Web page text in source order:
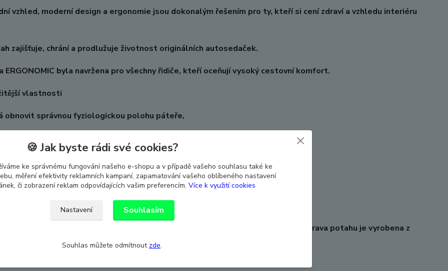
vzhled, moderní design a ergonomie jsou dokonalým řešením pro ty, kteří si cení zdraví a vzhledu interiéru
zajišťuje, chrání a prodlužuje životnost originálních autosedaček.
ERGONOMIC byla navržena pro všechny řidiče, kteří oceňují vysoký cestovní komfort.
vlastnosti
obnovit správnou fyziologickou polohu páteře,
bolesti zad a páteře způsobené dlouhodobým pobytem v jedné poloze
tělo
před nečistotami
opěradla jsou vyrobeny z vysoce kvalitní ekologické kůže, povrchová úprava potahu je vyrobena z
černého čalounického materiálu
🍪 Jak byste rádi své cookies?
ke správnému fungování našeho e-shopu a v případě vašeho souhlasu také ke
měření efektivity reklamních kampaní, zapamatování vašeho oblíbeného nastavení
či zobrazení reklam odpovídajících vašim preferencím. Více k využití cookies
Nastavení Souhlasím
Souhlas můžete odmítnout zde.